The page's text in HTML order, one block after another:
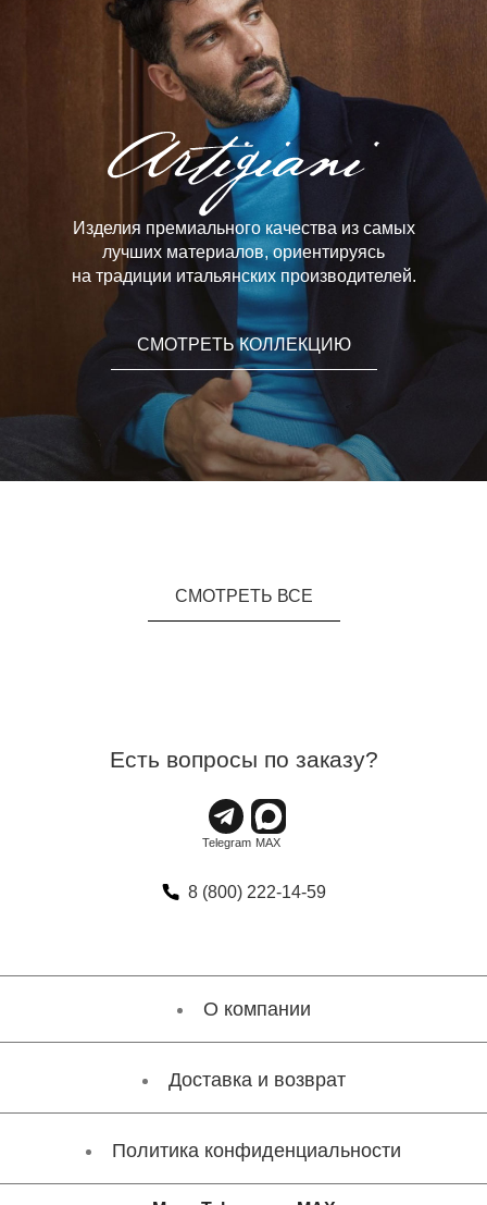
Изделия премиального качества из самых
лучших материалов, ориентируясь
на традиции итальянских производителей.
СМОТРЕТЬ КОЛЛЕКЦИЮ
СМОТРЕТЬ ВСЕ
Есть вопросы по заказу?
8 (800) 222-14-59
О компании
Доставка и возврат
Политика конфиденциальности